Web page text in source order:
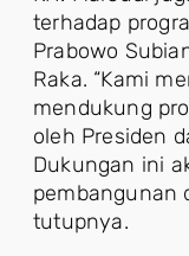
terhadap
Prabowo
Raka. “Kami
mendukung
oleh Presiden
Dukungan ini
pembangunan
tutupnya.